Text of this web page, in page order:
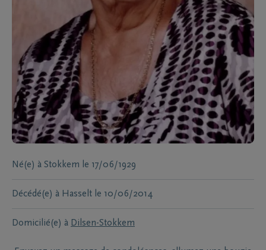
Né(e) à Stokkem le 17/06/1929
Décédé(e) à Hasselt le 10/06/2014
Domicilié(e) à Dilsen-Stokkem